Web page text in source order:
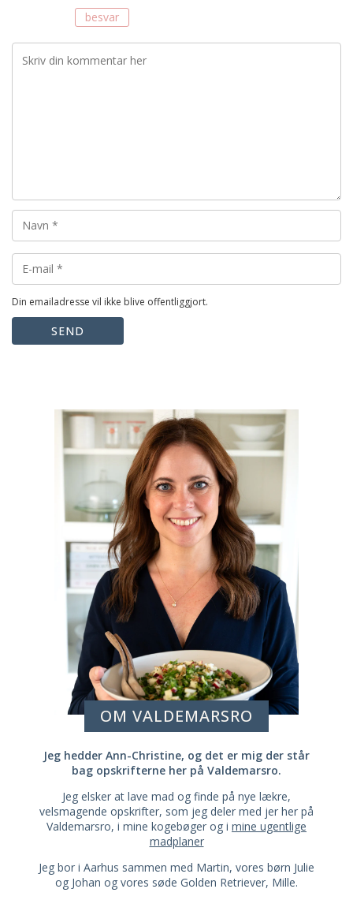
besvar
Din emailadresse vil ikke blive offentliggjort.
SEND
OM VALDEMARSRO
Jeg hedder Ann-Christine, og det er mig der står
bag opskrifterne her på Valdemarsro.
Jeg elsker at lave mad og finde på nye lækre,
velsmagende opskrifter, som jeg deler med jer her på
Valdemarsro, i mine kogebøger og i mine ugentlige
madplaner
Jeg bor i Aarhus sammen med Martin, vores børn Julie
og Johan og vores søde Golden Retriever, Mille.